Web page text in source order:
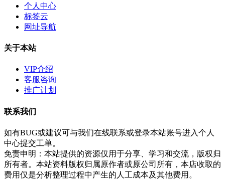
个人中心
标签云
网址导航
关于本站
VIP介绍
客服咨询
推广计划
联系我们
如有BUG或建议可与我们在线联系或登录本站账号进入个人
中心提交工单。
免责申明：本站提供的资源仅用于分享、学习和交流，版权归
所有者。本站资料版权归属原作者或原公司所有，本店收取的
费用仅是分析整理过程中产生的人工成本及其他费用。